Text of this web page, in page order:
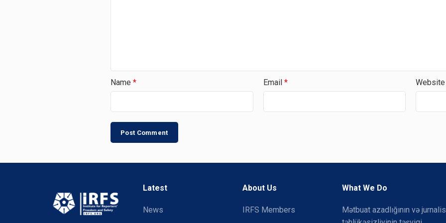
Name * Email * Website
Latest
News
About Us
IRFS Members
What We Do
Mətbuat azadlığının və